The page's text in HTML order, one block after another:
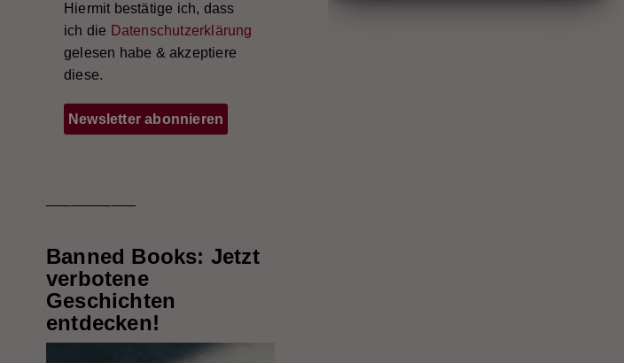
Hiermit bestätige ich, dass
ich die Datenschutzerklärung
gelesen habe & akzeptiere
diese.
Banned Books: Jetzt
verbotene
Geschichten
entdecken!